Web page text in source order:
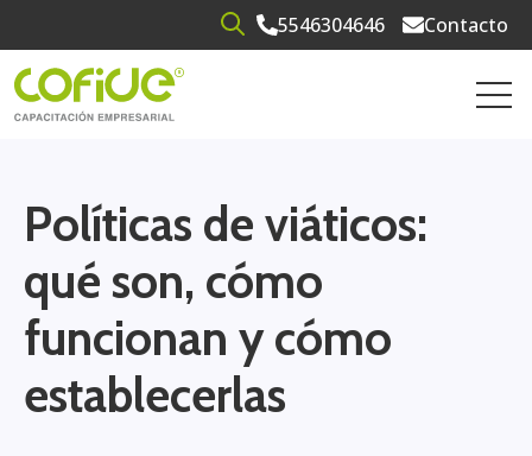
Open search5546304646 Contacto
Políticas de viáticos:
qué son, cómo
funcionan y cómo
establecerlas